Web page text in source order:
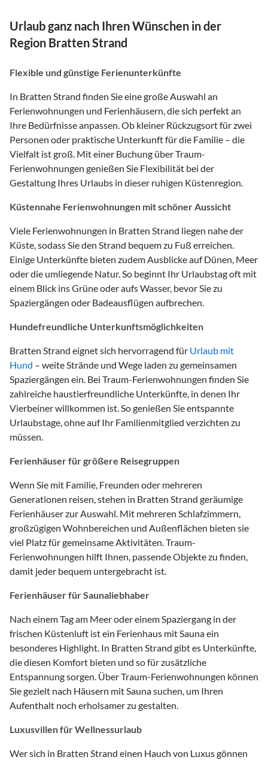
Urlaub ganz nach Ihren Wünschen in der
Region Bratten Strand
Flexible und günstige Ferienunterkünfte
In Bratten Strand finden Sie eine große Auswahl an
Ferienwohnungen und Ferienhäusern, die sich perfekt an
Ihre Bedürfnisse anpassen. Ob kleiner Rückzugsort für zwei
Personen oder praktische Unterkunft für die Familie – die
Vielfalt ist groß. Mit einer Buchung über Traum-
Ferienwohnungen genießen Sie Flexibilität bei der
Gestaltung Ihres Urlaubs in dieser ruhigen Küstenregion.
Küstennahe Ferienwohnungen mit schöner Aussicht
Viele Ferienwohnungen in Bratten Strand liegen nahe der
Küste, sodass Sie den Strand bequem zu Fuß erreichen.
Einige Unterkünfte bieten zudem Ausblicke auf Dünen, Meer
oder die umliegende Natur. So beginnt Ihr Urlaubstag oft mit
einem Blick ins Grüne oder aufs Wasser, bevor Sie zu
Spaziergängen oder Badeausflügen aufbrechen.
Hundefreundliche Unterkunftsmöglichkeiten
Bratten Strand eignet sich hervorragend für Urlaub mit
Hund – weite Strände und Wege laden zu gemeinsamen
Spaziergängen ein. Bei Traum-Ferienwohnungen finden Sie
zahlreiche haustierfreundliche Unterkünfte, in denen Ihr
Vierbeiner willkommen ist. So genießen Sie entspannte
Urlaubstage, ohne auf Ihr Familienmitglied verzichten zu
müssen.
Ferienhäuser für größere Reisegruppen
Wenn Sie mit Familie, Freunden oder mehreren
Generationen reisen, stehen in Bratten Strand geräumige
Ferienhäuser zur Auswahl. Mit mehreren Schlafzimmern,
großzügigen Wohnbereichen und Außenflächen bieten sie
viel Platz für gemeinsame Aktivitäten. Traum-
Ferienwohnungen hilft Ihnen, passende Objekte zu finden,
damit jeder bequem untergebracht ist.
Ferienhäuser für Saunaliebhaber
Nach einem Tag am Meer oder einem Spaziergang in der
frischen Küstenluft ist ein Ferienhaus mit Sauna ein
besonderes Highlight. In Bratten Strand gibt es Unterkünfte,
die diesen Komfort bieten und so für zusätzliche
Entspannung sorgen. Über Traum-Ferienwohnungen können
Sie gezielt nach Häusern mit Sauna suchen, um Ihren
Aufenthalt noch erholsamer zu gestalten.
Luxusvillen für Wellnessurlaub
Wer sich in Bratten Strand einen Hauch von Luxus gönnen